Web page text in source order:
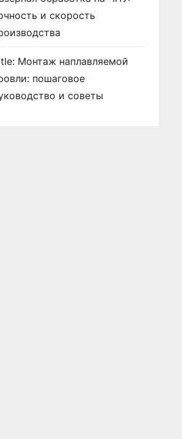
и скорость
Монтаж наплавляемой
пошаговое
и советы